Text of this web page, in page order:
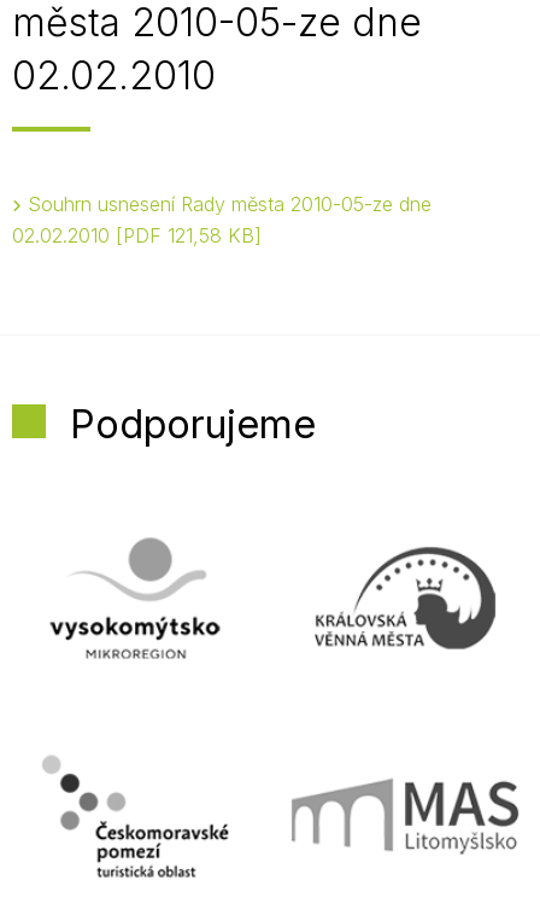
města 2010-05-ze dne
02.02.2010
Souhrn usnesení Rady města 2010-05-ze dne
02.02.2010
PDF 121,58 KB
Podporujeme